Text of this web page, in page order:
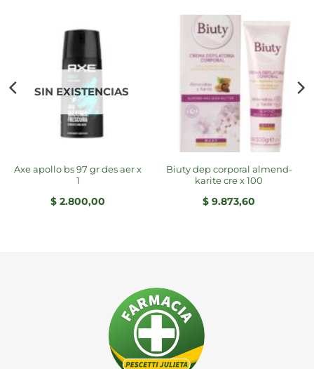
SIN EXISTENCIAS
axe apollo bs 97 gr des aer x
1
$ 2.800,00
biuty dep corporal almend-
karite cre x 100
$ 9.873,60